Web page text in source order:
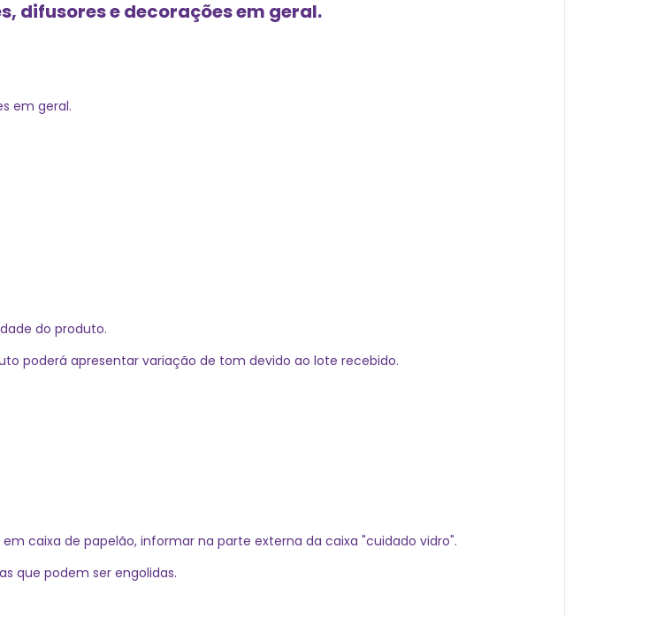
difusores e decorações em geral.
em geral.
do produto.
poderá apresentar variação de tom devido ao lote recebido.
caixa de papelão, informar na parte externa da caixa "cuidado vidro".
que podem ser engolidas.